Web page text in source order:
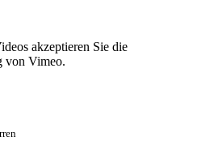
akzeptieren Sie die
von Vimeo.